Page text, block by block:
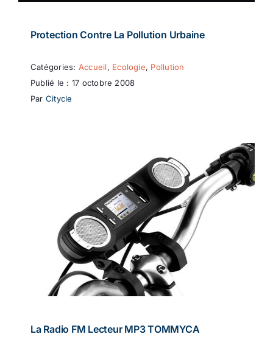
Protection Contre La Pollution Urbaine
Catégories: Accueil, Ecologie, Pollution
Publié le : 17 octobre 2008
Par Citycle
La Radio FM Lecteur MP3 TOMMYCA